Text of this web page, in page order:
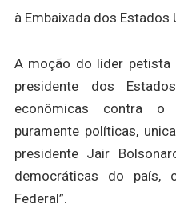
à Embaixada dos Estados
A moção do líder petista
presidente dos
econômicas contra o
puramente políticas,
presidente Jair
democráticas do país,
Federal”.